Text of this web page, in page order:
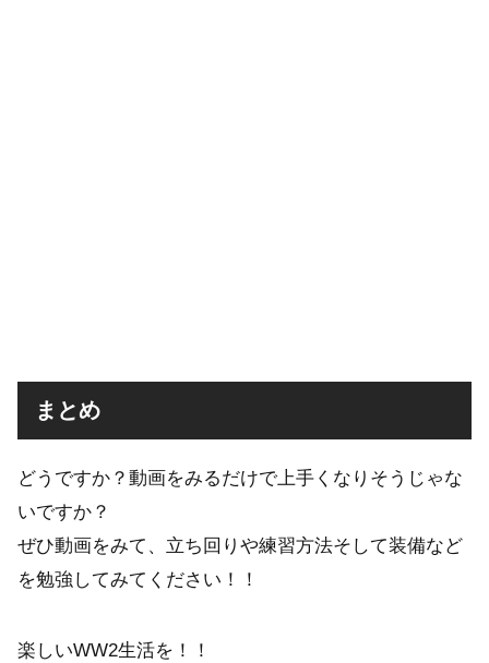
まとめ
どうですか？動画をみるだけで上手くなりそうじゃな
いですか？
ぜひ動画をみて、立ち回りや練習方法そして装備など
を勉強してみてください！！
楽しいWW2生活を！！